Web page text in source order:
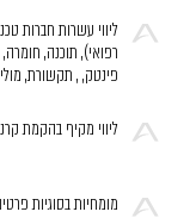
ליווי עשרות חברות
רפואי), תוכנה,
פינטק, , תקשורת,
ליווי מקיף בהקמת
מומחיות בסוגיות